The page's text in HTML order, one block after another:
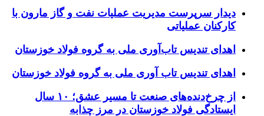
دیدار سرپرست مدیریت عملیات نفت و گاز مارون با
کارکنان عملیاتی
اهدای تندیس تاب‌آوری ملی به گروه فولاد خوزستان
اهدای تندیس تاب آوری ملی به گروه فولاد خوزستان
از چرخ‌دنده‌های صنعت تا مسیر عشق؛ ۱۰ سال
ایستادگی فولاد خوزستان در مرز چذابه